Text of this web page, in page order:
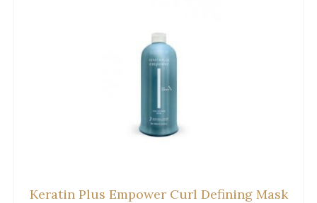
Keratin Plus Empower Curl Defining Mask